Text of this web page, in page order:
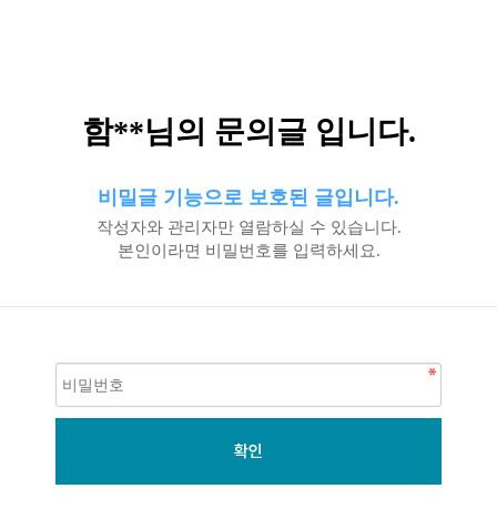
함**님의 문의글 입니다.
비밀글 기능으로 보호된 글입니다.
작성자와 관리자만 열람하실 수 있습니다.
본인이라면 비밀번호를 입력하세요.